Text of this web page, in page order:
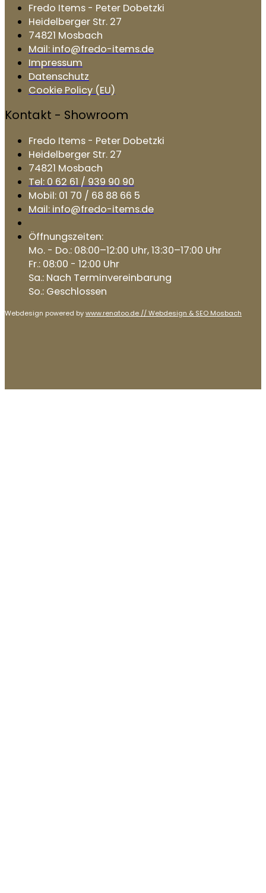
Fredo Items - Peter Dobetzki
Heidelberger Str. 27
74821 Mosbach
Mail: info@fredo-items.de
Impressum
Datenschutz
Cookie Policy (EU)
Kontakt - Showroom
Fredo Items - Peter Dobetzki
Heidelberger Str. 27
74821 Mosbach
Tel: 0 62 61 / 939 90 90
Mobil: 01 70 / 68 88 66 5
Mail: info@fredo-items.de
Öffnungszeiten:
Mo. - Do.: 08:00–12:00 Uhr, 13:30–17:00 Uhr
Fr.: 08:00 - 12:00 Uhr
Sa.: Nach Terminvereinbarung
So.: Geschlossen
Webdesign powered bywww.renatoo.de // Webdesign & SEO Mosbach